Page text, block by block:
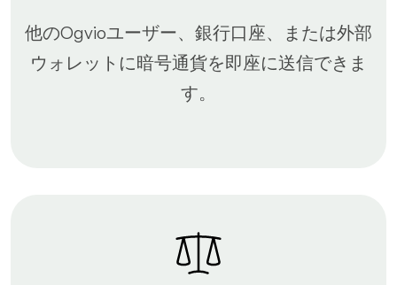
他のOgvioユーザー、銀行口座、または外部
ウォレットに暗号通貨を即座に送信できま
す。